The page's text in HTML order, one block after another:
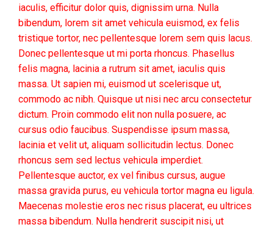
iaculis, efficitur dolor quis, dignissim urna. Nulla
bibendum, lorem sit amet vehicula euismod, ex felis
tristique tortor, nec pellentesque lorem sem quis lacus.
Donec pellentesque ut mi porta rhoncus. Phasellus
felis magna, lacinia a rutrum sit amet, iaculis quis
massa. Ut sapien mi, euismod ut scelerisque ut,
commodo ac nibh. Quisque ut nisi nec arcu consectetur
dictum. Proin commodo elit non nulla posuere, ac
cursus odio faucibus. Suspendisse ipsum massa,
lacinia et velit ut, aliquam sollicitudin lectus. Donec
rhoncus sem sed lectus vehicula imperdiet.
Pellentesque auctor, ex vel finibus cursus, augue
massa gravida purus, eu vehicula tortor magna eu ligula.
Maecenas molestie eros nec risus placerat, eu ultrices
massa bibendum. Nulla hendrerit suscipit nisi, ut